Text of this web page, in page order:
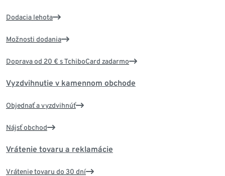
Dodacia lehota
Možnosti dodania
Doprava od 20 € s TchiboCard zadarmo
Vyzdvihnutie v kamennom obchode
Objednať a vyzdvihnúť
Nájsť obchod
Vrátenie tovaru a reklamácie
Vrátenie tovaru do 30 dní